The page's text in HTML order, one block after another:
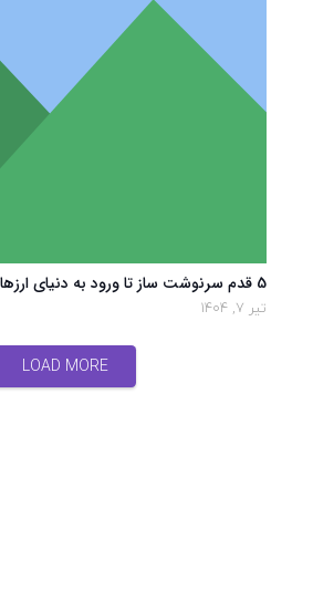
5 قدم سرنوشت ساز تا ورود به دنیای ارزهای دیجیتال!
تیر 7, 1404
LOAD MORE